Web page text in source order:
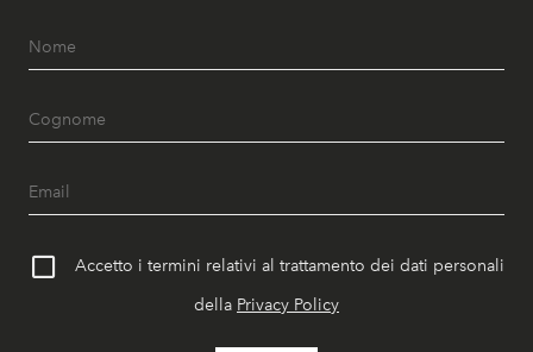
Accetto i termini relativi al trattamento dei dati personali
della Privacy Policy